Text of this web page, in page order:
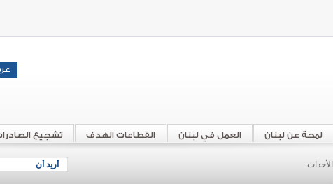
تشجيع القطاعات الهدف العمل في لبنان لمحة عن لبنان
أريد أن